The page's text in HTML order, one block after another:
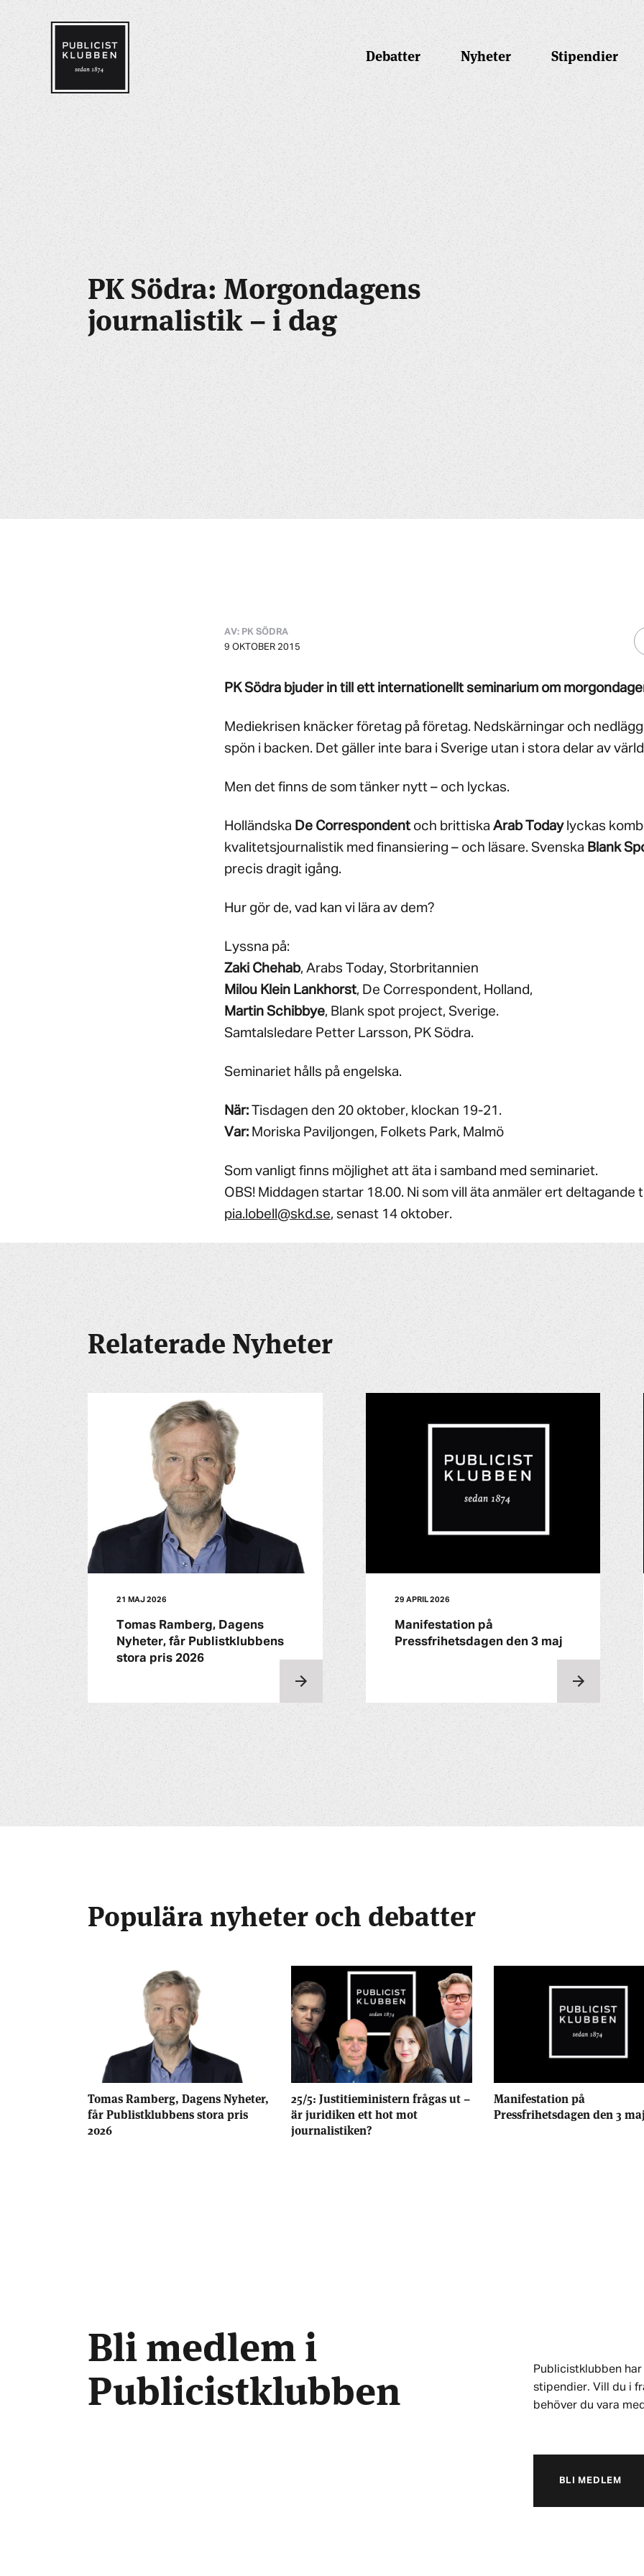
Debatter Nyheter Stipendier
PK Södra: Morgondagens
journalistik – i dag
AV: PK SÖDRA
9 OKTOBER 2015
PK Södra bjuder in till ett internationellt seminarium om
Mediekrisen knäcker företag på företag. Nedskärningar och
spön i backen. Det gäller inte bara i Sverige utan i stora delar av
Men det finns de som tänker nytt – och lyckas.
Holländska De Correspondentoch brittiska Arab Todaylyckas
kvalitetsjournalistik med finansiering – och läsare. Svenska Blank
precis dragit igång.
Hur gör de, vad kan vi lära av dem?
Lyssna på:
Zaki Chehab, Arabs Today, Storbritannien
Milou Klein Lankhorst, De Correspondent, Holland,
Martin Schibbye, Blank spot project, Sverige.
Samtalsledare Petter Larsson, PK Södra.
Seminariet hålls på engelska.
När: Tisdagen den 20 oktober, klockan 19-21.
Var: Moriska Paviljongen, Folkets Park, Malmö
Som vanligt finns möjlighet att äta i samband med seminariet.
OBS! Middagen startar 18.00. Ni som vill äta anmäler ert deltagande
pia.lobell@skd.se, senast 14 oktober.
Relaterade Nyheter
21 MAJ 2026
Tomas Ramberg, Dagens
Nyheter, får Publistklubbens
stora pris 2026
29 APRIL 2026
Manifestation på
Pressfrihetsdagen den 3 maj
Populära nyheter och debatter
Tomas Ramberg, Dagens Nyheter,
får Publistklubbens stora pris
2026
25/5: Justitieministern frågas ut –
är juridiken ett hot mot
journalistiken?
Manifestation på
Pressfrihetsdagen den 3
Bli medlem i
Publicistklubben
Publicistklubben
stipendier. Vill du i
behöver du vara
BLI MEDLEM